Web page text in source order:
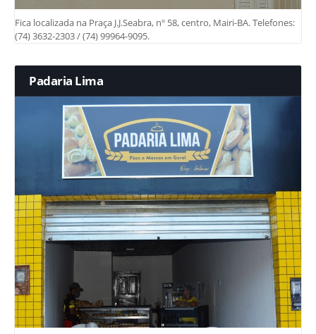
Fica localizada na Praça J.J.Seabra, nº 58, centro, Mairi-BA. Telefones:
(74) 3632-2303 / (74) 99964-9095.
Padaria Lima